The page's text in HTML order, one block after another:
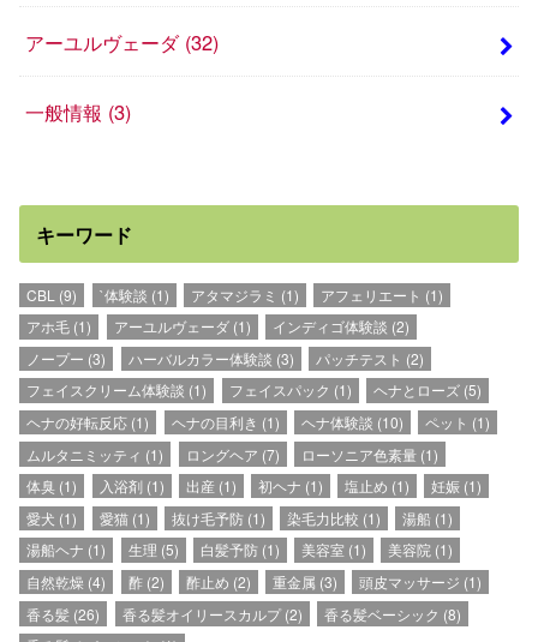
アーユルヴェーダ (32)
一般情報 (3)
キーワード
CBL (9) `体験談 (1) アタマジラミ (1) アフェリエート (1)
アホ毛 (1) アーユルヴェーダ(1) インディゴ体験談 (2)
ノープー (3) ハーバルカラー体験談 (3) パッチテスト (2)
フェイスクリーム体験談 (1) フェイスパック (1) ヘナとローズ(5)
ヘナの好転反応 (1) ヘナの目利き (1) ヘナ体験談 (10) ペット (1)
ムルタニミッティ (1) ロングヘア (7) ローソニア色素量(1)
体臭 (1) 入浴剤(1) 出産(1) 初ヘナ (1) 塩止め (1) 妊娠 (1)
愛犬 (1) 愛猫(1) 抜け毛予防(1) 染毛力比較 (1) 湯船 (1)
湯船ヘナ (1) 生理 (5) 白髪予防(1) 美容室 (1) 美容院 (1)
自然乾燥 (4) 酢(2) 酢止め (2) 重金属 (3) 頭皮マッサージ (1)
香る髪 (26) 香る髪オイリースカルプ(2) 香る髪ベーシック (8)